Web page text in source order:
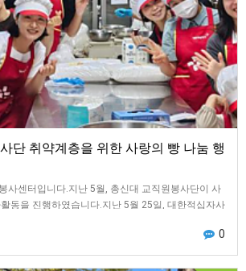
단 취약계층을 위한 사랑의 빵 나눔 행
사센터입니다.지난 5월, 총신대 교직원봉사단이 사
동을 진행하였습니다.지난 5월 25일, 대한적십자사
0